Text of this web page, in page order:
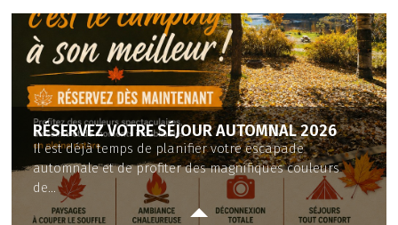
RÉSERVEZ VOTRE SÉJOUR AUTOMNAL 2026
Il est déjà temps de planifier votre escapade
automnale et de profiter des magnifiques couleurs
de...